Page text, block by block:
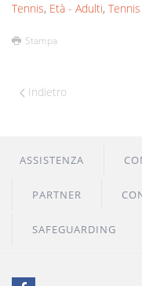
Tennis, Età - Adulti,
Stampa
Indietro
ASSISTENZA
PARTNER
SAFEGUARDING